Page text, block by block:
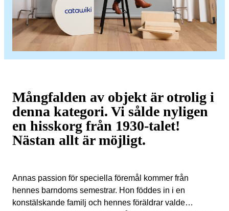
Mångfalden av objekt är otrolig i
denna kategori. Vi sålde nyligen
en hisskorg från 1930-talet!
Nästan allt är möjligt.
Annas passion för speciella föremål kommer från
hennes barndoms semestrar. Hon föddes in i en
konstälskande familj och hennes föräldrar valde